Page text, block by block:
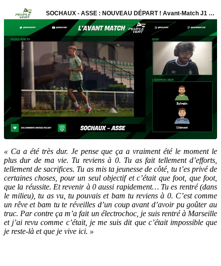
« Ca a été très dur. Je pense que ça a vraiment été le moment le
plus dur de ma vie. Tu reviens à 0. Tu as fait tellement d’efforts,
tellement de sacrifices. Tu as mis ta jeunesse de côté, tu t’es privé de
certaines choses, pour un seul objectif et c’était que foot, que foot,
que la réussite. Et revenir à 0 aussi rapidement… Tu es rentré (dans
le milieu), tu as vu, tu pouvais et bam tu reviens à 0. C’est comme
un rêve et bam tu te réveilles d’un coup avant d’avoir pu goûter au
truc. Par contre ça m’a fait un électrochoc, je suis rentré à Marseille
et j’ai revu comme c’était, je me suis dit que c’était impossible que
je reste-là et que je vive ici. »